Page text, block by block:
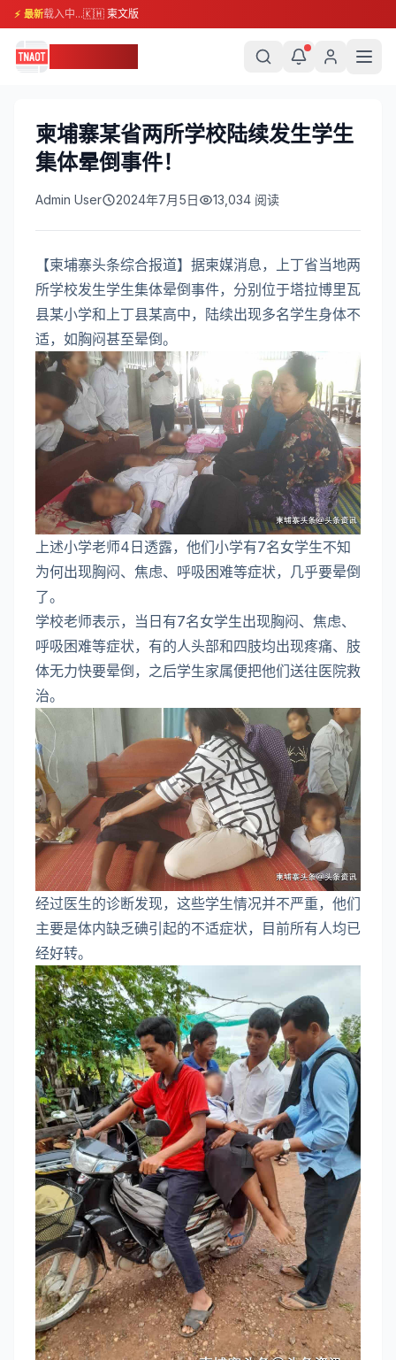
⚡ 最新载入中...🇰🇭 柬文版
柬埔寨某省两所学校陆续发生学生
集体晕倒事件！
Admin User 2024年7月5日 13,034 阅读
【柬埔寨头条综合报道】据柬媒消息，上丁省当地两
所学校发生学生集体晕倒事件，分别位于塔拉博里瓦
县某小学和上丁县某高中，陆续出现多名学生身体不
适，如胸闷甚至晕倒。
上述小学老师4日透露，他们小学有7名女学生不知
为何出现胸闷、焦虑、呼吸困难等症状，几乎要晕倒
了。
学校老师表示，当日有7名女学生出现胸闷、焦虑、
呼吸困难等症状，有的人头部和四肢均出现疼痛、肢
体无力快要晕倒，之后学生家属便把他们送往医院救
治。
经过医生的诊断发现，这些学生情况并不严重，他们
主要是体内缺乏碘引起的不适症状，目前所有人均已
经好转。